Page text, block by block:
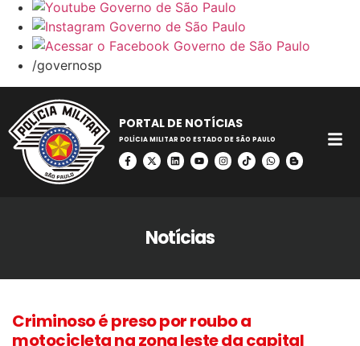
/governosp
PORTAL DE NOTÍCIAS
POLÍCIA MILITAR DO ESTADO DE SÃO PAULO
Notícias
Criminoso é preso por roubo a
motocicleta na zona leste da capital